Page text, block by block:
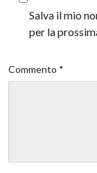
Salva il mio
per la
Commento *